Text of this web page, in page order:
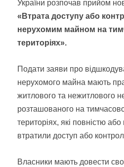
України розпочав прийом
«Втрата доступу або
нерухомим майном на
територіях».
Подати заяви про
нерухомого майна мають
житлового та нежитлового
розташованого на
територіях, які повністю або
втратили доступ або
Власники мають довести